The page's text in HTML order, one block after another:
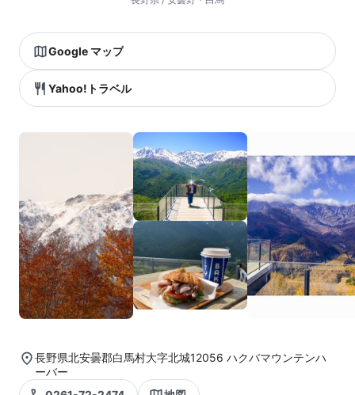
Google マップ
Yahoo!トラベル
長野県北安曇郡白馬村大字北城12056 ハクバマウンテンハ
ーバー